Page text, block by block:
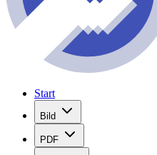
Start
Bild
PDF